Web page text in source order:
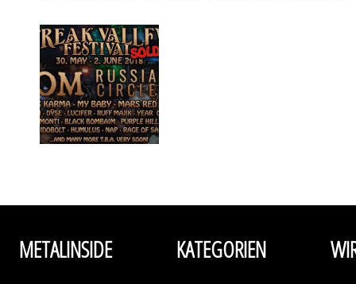
METALINSIDE KATEGORIEN